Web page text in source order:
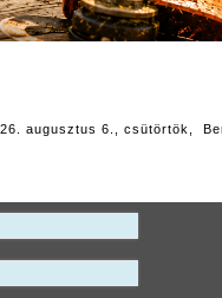
augusztus 6., csütörtök,